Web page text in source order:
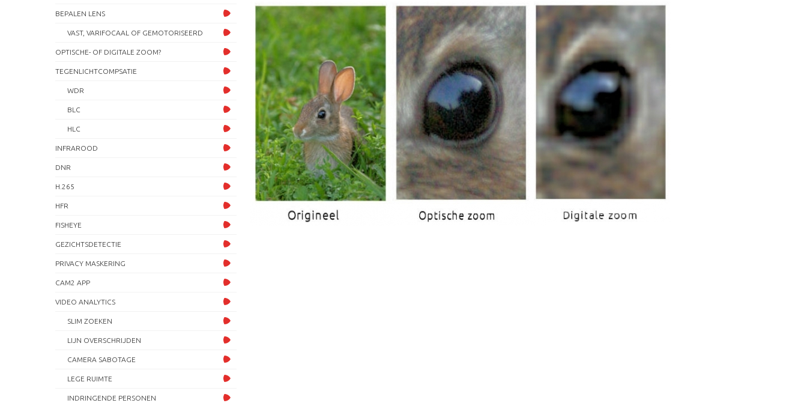
BEPALEN LENS
VAST, VARIFOCAAL OF GEMOTORISEERD
OPTISCHE- OF DIGITALE ZOOM?
TEGENLICHTCOMPSATIE
WDR
BLC
HLC
INFRAROOD
DNR
H.265
HFR
FISHEYE
GEZICHTSDETECTIE
PRIVACY MASKERING
CAM2 APP
VIDEO ANALYTICS
SLIM ZOEKEN
LIJN OVERSCHRIJDEN
CAMERA SABOTAGE
LEGE RUIMTE
INDRINGENDE PERSONEN